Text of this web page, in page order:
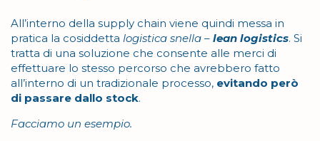
All’interno della supply chain viene quindi messa in
pratica la cosiddetta logistica snella – lean logistics. Si
tratta di una soluzione che consente alle merci di
effettuare lo stesso percorso che avrebbero fatto
all’interno di un tradizionale processo, evitando però
di passare dallo stock.
Facciamo un esempio.